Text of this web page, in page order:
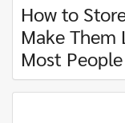
How to
Make Them
Most